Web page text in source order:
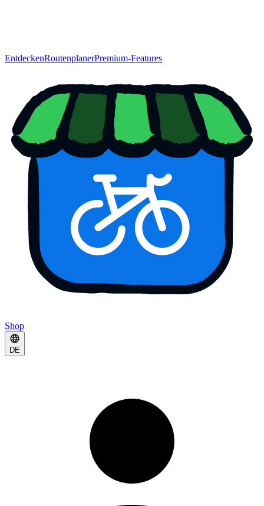
EntdeckenRoutenplanerPremium-Features
Shop
DE